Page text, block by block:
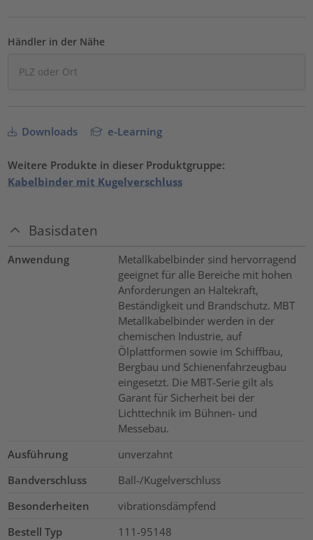
Händler in der Nähe
Downloads e-Learning
Weitere Produkte in dieser Produktgruppe:
Kabelbinder mit Kugelverschluss
Basisdaten
Anwendung
Metallkabelbinder sind hervorragend
geeignet für alle Bereiche mit hohen
Anforderungen an Haltekraft,
Beständigkeit und Brandschutz. MBT
Metallkabelbinder werden in der
chemischen Industrie, auf
Ölplattformen sowie im Schiffbau,
Bergbau und Schienenfahrzeugbau
eingesetzt. Die MBT-Serie gilt als
Garant für Sicherheit bei der
Lichttechnik im Bühnen- und
Messebau.
Ausführung
unverzahnt
Bandverschluss
Ball-/Kugelverschluss
Besonderheiten
vibrationsdämpfend
Bestell Typ
111-95148